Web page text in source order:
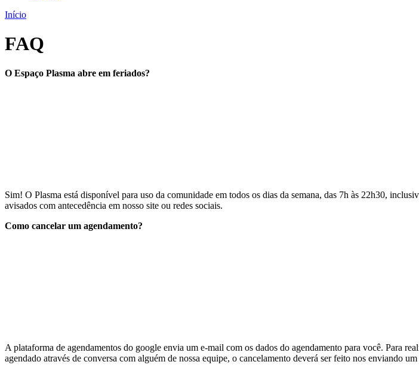
Início
FAQ
O Espaço Plasma abre em feriados?
Sim! O Plasma está disponível para uso da comunidade em todos os dias da semana, das 7h às 22h30,
avisados com antecedência em nosso site ou redes sociais.
Como cancelar um agendamento?
A plataforma de agendamentos do google envia um e-mail com os dados do agendamento para você. Para
agendado através de conversa com alguém de nossa equipe, o cancelamento deverá ser feito nos enviando